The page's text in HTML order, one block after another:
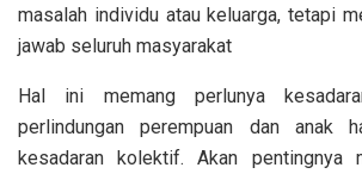
masalah individu atau keluarga, tetapi
jawab seluruh masyarakat
Hal ini memang perlunya
perlindungan perempuan dan anak
kesadaran kolektif. Akan pentingnya